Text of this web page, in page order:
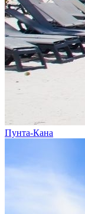
Пунта-Кана